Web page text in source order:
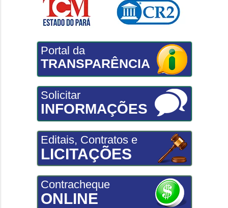
Portal da
TRANSPARÊNCIA
Solicitar
INFORMAÇÕES
Editais, Contratos e
LICITAÇÕES
Contracheque
ONLINE